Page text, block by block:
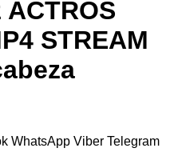
STREAM
WhatsApp Viber Telegram